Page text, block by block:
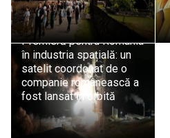
Premieră pentru România
în industria spațială: un
satelit coordonat de o
companie românească a
fost lansat în orbită